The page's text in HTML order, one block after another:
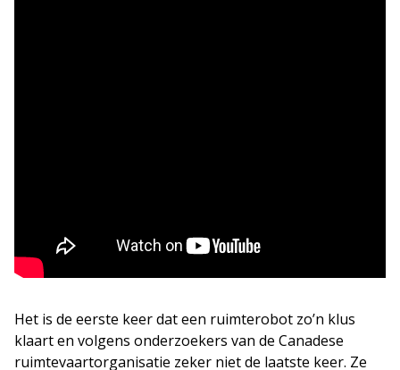
Het is de eerste keer dat een ruimterobot zo’n klus
klaart en volgens onderzoekers van de Canadese
ruimtevaartorganisatie zeker niet de laatste keer. Ze